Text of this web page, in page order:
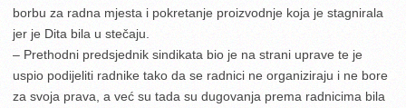
borbu za radna mjesta i pokretanje proizvodnje koja je stagnirala
jer je Dita bila u stečaju.
– Prethodni predsjednik sindikata bio je na strani uprave te je
uspio podijeliti radnike tako da se radnici ne organiziraju i ne bore
za svoja prava, a već su tada su dugovanja prema radnicima bila